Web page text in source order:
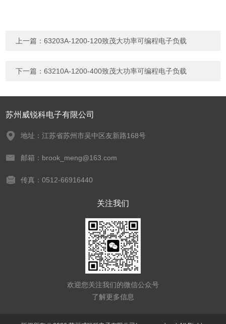
上一篇：63203A-1200-120致茂大功率可编程电子负载
下一篇：63210A-1200-400致茂大功率可编程电子负载
苏州威锐科电子有限公司
地址：江苏省苏州市吴中区友新路168号
邮箱：brook_meng@163.com
传真：0512-66916440
关注我们
欢迎您关注我们的微信公众号
了解更多信息